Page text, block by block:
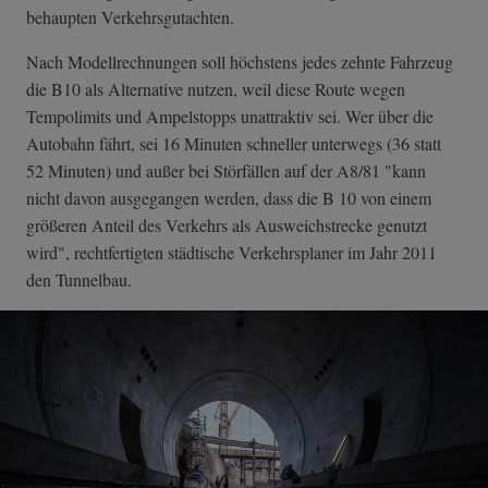
behaupten Verkehrsgutachten.
Nach Modellrechnungen soll höchstens jedes zehnte Fahrzeug
die B10 als Alternative nutzen, weil diese Route wegen
Tempolimits und Ampelstopps unattraktiv sei. Wer über die
Autobahn fährt, sei 16 Minuten schneller unterwegs (36 statt
52 Minuten) und außer bei Störfällen auf der A8/81 "kann
nicht davon ausgegangen werden, dass die B 10 von einem
größeren Anteil des Verkehrs als Ausweichstrecke genutzt
wird", rechtfertigten städtische Verkehrsplaner im Jahr 2011
den Tunnelbau.